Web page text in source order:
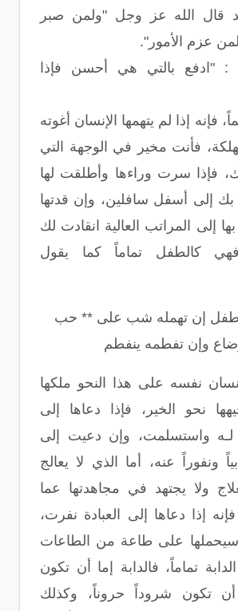
قال الله عز وجل "ولمن صبر
عزم الأمور".
: "ادفع بالتي هي أحسن فإذا
فإنه إذا لم يتهمها الإنسان أغوته
فأنت مخير في الوجهة التي
فإذا سرت وراءها وأطلقت لها
بك إلى أسفل سافلين، وإن قدتها
إلى المراتب العالية انقادت لك
كالطفل تماماً كما يقول
إن تهمله شب على ** حب
وإن تفطمه ينفطم
نفسه على هذا النحو ملكها
نحو الخير، فإذا دعاها إلى
لـه واستسلمت، وإن دعيت إلى
ونفوراً عنه، أما الذي لا يعالج
ولا يجتهد في مجاهدتها عما
إذا دعاها إلى العبادة نفرت،
سيحملها على طاعة من الطاعات
تماماً، فالدابة إما أن تكون
تكون شروداً حروناً، وكذلك